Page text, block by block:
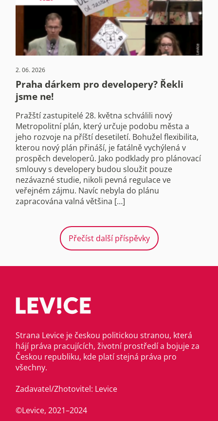
2. 06. 2026
Praha dárkem pro developery? Řekli
jsme ne!
Pražští zastupitelé 28. května schválili nový
Metropolitní plán, který určuje podobu města a
jeho rozvoje na příští desetiletí. Bohužel flexibilita,
kterou nový plán přináší, je fatálně vychýlená v
prospěch developerů. Jako podklady pro plánovací
smlouvy s developery budou sloužit pouze
nezávazné studie, nikoli pevná regulace ve
veřejném zájmu. Navíc nebyla do plánu
zapracována valná většina […]
Přečíst další příspěvky
Strana Levice je českou politickou stranou, která
hájí práva pracujících, životní prostředí a bojuje za
Českou republiku, kde platí stejná práva pro
všechny.
Zadavatel/Zhotovitel: Levice
©Levice, 2021–2024